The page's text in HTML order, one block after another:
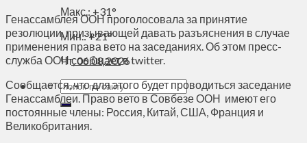
Макс.: +31°
Мин.:+21°
Чт, 06.08.2026
Генассамблея ООН проголосовала за принятие
резолюции, призывающей давать разъяснения в случае
применения права вето на заседаниях. Об этом пресс-
служба ООНсообщаетв twitter.
Сообщается, что для этого будет проводиться заседание
Генассамблеи. Право вето в Совбезе ООН имеют его
постоянные члены: Россия, Китай, США, Франция и
Великобритания.